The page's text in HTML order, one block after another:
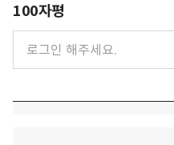
100자평